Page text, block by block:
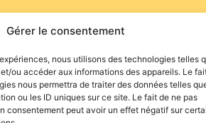
Gérer le consentement
nous utilisons des technologies telles
ou accéder aux informations des appareils. Le
nous permettra de traiter des données telles
ou les ID uniques sur ce site. Le fait de ne pas
consentement peut avoir un effet négatif sur